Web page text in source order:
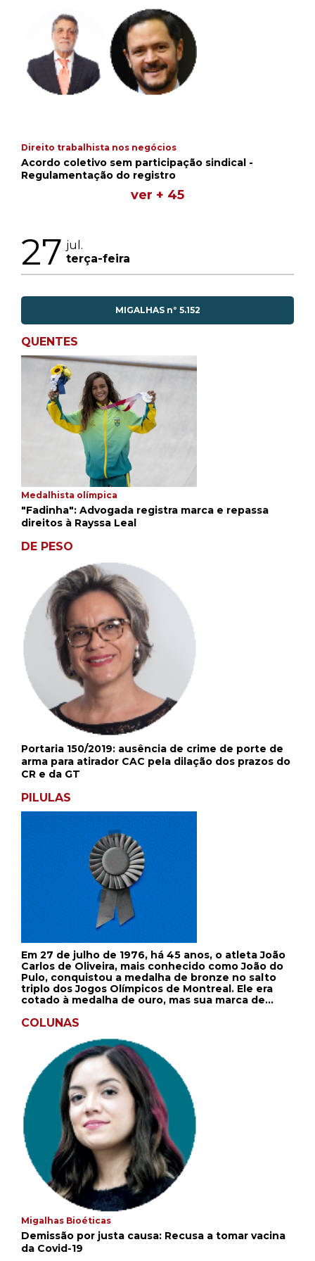
Direito trabalhista nos negócios
Acordo coletivo sem participação sindical -
Regulamentação do registro
ver + 45
27 jul.
terça-feira
MIGALHAS nº 5.152
QUENTES
Medalhista olímpica
"Fadinha": Advogada registra marca e repassa
direitos à Rayssa Leal
DE PESO
Portaria 150/2019: ausência de crime de porte de
arma para atirador CAC pela dilação dos prazos do
CR e da GT
PILULAS
Em 27 de julho de 1976, há 45 anos, o atleta João
Carlos de Oliveira, mais conhecido como João do
Pulo, conquistou a medalha de bronze no salto
triplo dos Jogos Olímpicos de Montreal. Ele era
cotado à medalha de ouro, mas sua marca de
e pelo norte-americano James Butts. No ano
mundial ao saltar 17,89m. Sua marca só foi
superada quase dez anos depois por Willie Banks
(EUA), com 17,90m. Em 1981, contudo, a promissora
carreira de João do Pulo foi interrompida por
conta de um acidente de carro, que resultou na
amputação de sua perna direita. Militar por
formação profissional, após abandonar o
atletismo em virtude do desastre, tornou-se
político, sendo eleito para dois mandatos como
deputado estadual em seu estado natal, São
Paulo. João do Pulo morreu em 1999 devido a
cirrose hepática e infecção generalizada.
COLUNAS
Migalhas Bioéticas
Demissão por justa causa: Recusa a tomar vacina
da Covid-19